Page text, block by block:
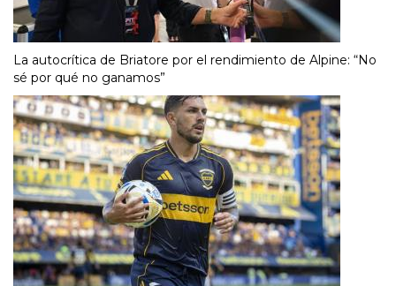
La autocrítica de Briatore por el rendimiento de Alpine: “No
sé por qué no ganamos”